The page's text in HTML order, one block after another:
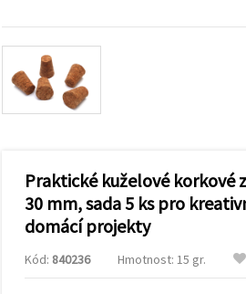
zobrazovali
obsah a
reklamu, a
to i s
pomocí
našich
marketing.
Můžete
souhlasit s
použitím
cookies
kliknutím
Praktické kuželové korkové
30 mm, sada 5 ks pro
domácí projekty
Kód: 840236 Hmotnost: 15 gr.